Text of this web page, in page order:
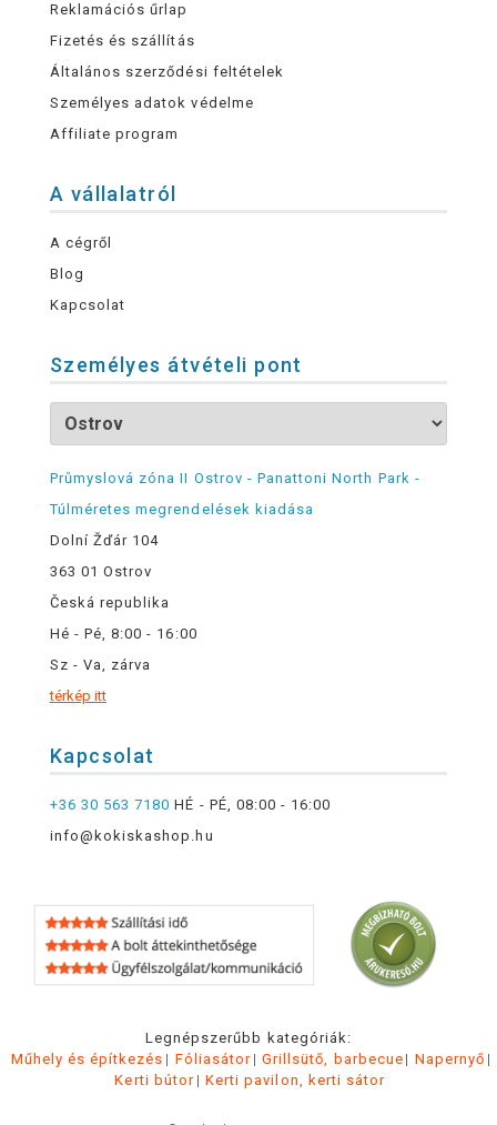
Reklamációs űrlap
Fizetés és szállítás
Általános szerződési feltételek
Személyes adatok védelme
Affiliate program
A vállalatról
A cégről
Blog
Kapcsolat
Személyes átvételi pont
Průmyslová zóna II Ostrov - Panattoni North Park -
Túlméretes megrendelések kiadása
Dolní Žďár 104
363 01 Ostrov
Česká republika
Hé - Pé, 8:00 - 16:00
Sz - Va, zárva
térkép itt
Kapcsolat
+36 30 563 7180 HÉ - PÉ, 08:00 - 16:00
info@kokiskashop.hu
Legnépszerűbb kategóriák:
Műhely és építkezés
Fóliasátor Grillsütő, barbecue
Napernyő
Kerti bútor
Kerti pavilon, kerti sátor